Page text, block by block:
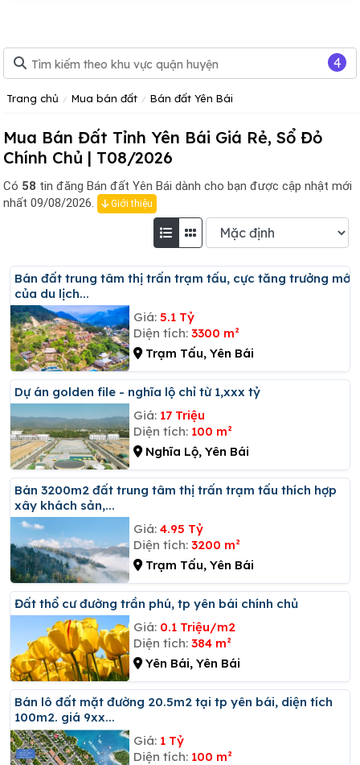
Trang chủ Mua bán đất Bán đất Yên Bái
Mua Bán Đất Tỉnh Yên Bái Giá Rẻ, Sổ Đỏ
Chính Chủ | T08/2026
Có 58 tin đăng Bán đất Yên Bái dành cho bạn được cập nhật mới
nhất 09/08/2026.
Giới thiệu
Bán đất trung tâm thị trấn trạm tấu, cực tăng trưởng mới
của du lịch...
Giá: 5.1 Tỷ
Diện tích: 3300 m²
Trạm Tấu, Yên Bái
Dự án golden file - nghĩa lộ chỉ từ 1,xxx tỷ
Giá: 17 Triệu
Diện tích: 100 m²
Nghĩa Lộ, Yên Bái
Bán 3200m2 đất trung tâm thị trấn trạm tấu thích hợp
xây khách sản,...
Giá: 4.95 Tỷ
Diện tích: 3200 m²
Trạm Tấu, Yên Bái
đất thổ cư đường trần phú, tp yên bái chính chủ
Giá: 0.1 Triệu/m2
Diện tích: 384 m²
Yên Bái, Yên Bái
Bán lô đất mặt đường 20.5m2 tại tp yên bái, diện tích
100m2. giá 9xx...
Giá: 1 Tỷ
Diện tích: 100 m²
4